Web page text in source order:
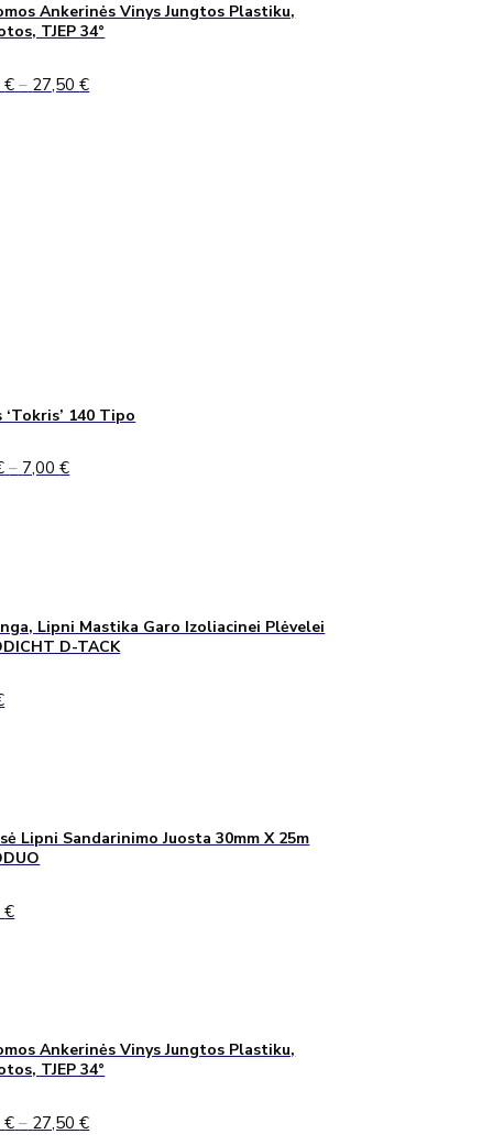
Ankerinės Vinys Jungtos Plastiku,
TJEP 34°
€ – 27,50€Price
‘Tokris’ 140 Tipo
– 7,00€Price
Lipni Mastika Garo Izoliacinei Plėvelei
D-TACK
Lipni Sandarinimo Juosta 30mm X 25m
€
Ankerinės Vinys Jungtos Plastiku,
TJEP 34°
€ – 27,50€Price